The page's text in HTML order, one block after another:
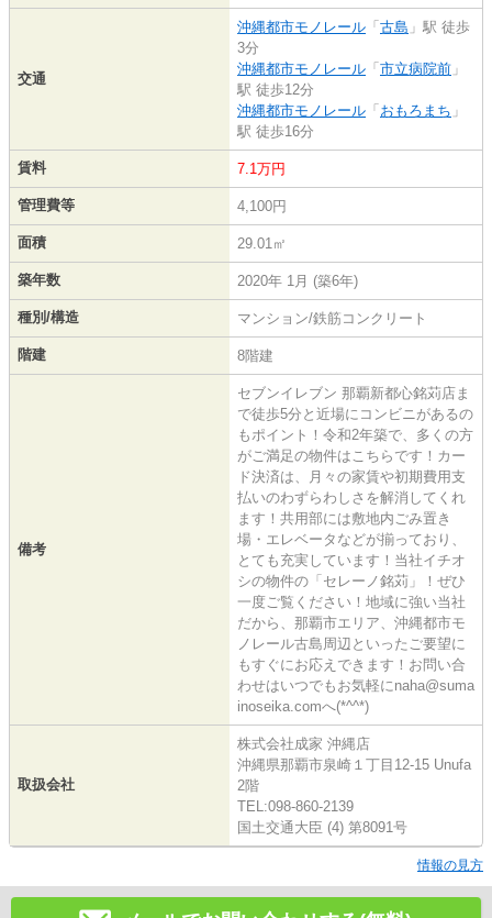
交通
沖縄都市モノレール 「 古島 」駅 徒歩
3分
沖縄都市モノレール 「 市立病院前 」
駅 徒歩12分
沖縄都市モノレール 「 おもろまち 」
駅 徒歩16分
賃料 7.1万円
管理費等 4,100円
面積 29.01㎡
築年数 2020年 1月 (築6年)
種別/構造 マンション/鉄筋コンクリート
階建 8階建
備考
セブンイレブン 那覇新都心銘苅店ま
で徒歩5分と近場にコンビニがあるの
もポイント！令和2年築で、多くの方
がご満足の物件はこちらです！カー
ド決済は、月々の家賃や初期費用支
払いのわずらわしさを解消してくれ
ます！共用部には敷地内ごみ置き
場・エレベータなどが揃っており、
とても充実しています！当社イチオ
シの物件の「セレーノ銘苅」！ぜひ
一度ご覧ください！地域に強い当社
だから、那覇市エリア、沖縄都市モ
ノレール古島周辺といったご要望に
もすぐにお応えできます！お問い合
わせはいつでもお気軽にnaha@suma
inoseika.comへ(*^^*)
取扱会社
株式会社成家 沖縄店
沖縄県那覇市泉崎１丁目12-15 Unufa
2階
TEL:098-860-2139
国土交通大臣 (4) 第8091号
情報の見方